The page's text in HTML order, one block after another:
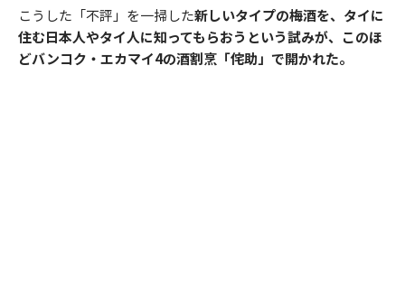
こうした「不評」を一掃した新しいタイプの梅酒を、タイに
住む日本人やタイ人に知ってもらおうという試みが、このほ
どバンコク・エカマイ4の酒割烹「侘助」で開かれた。